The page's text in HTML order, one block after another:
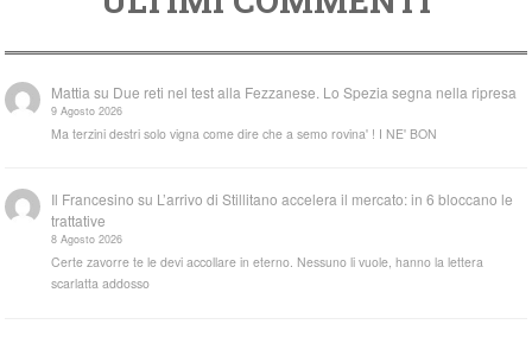
Mattia su Due reti nel test alla Fezzanese. Lo Spezia segna nella ripresa
9 Agosto 2026
Ma terzini destri solo vigna come dire che a semo rovina' ! I NE' BON
Il Francesino su L’arrivo di Stillitano accelera il mercato: in 6 bloccano le
trattative
8 Agosto 2026
Certe zavorre te le devi accollare in eterno. Nessuno li vuole, hanno la lettera
scarlatta addosso